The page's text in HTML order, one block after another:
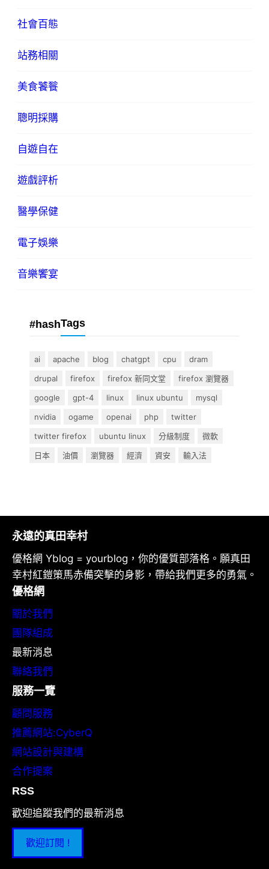
社會百態
站務相關
美食饕餮
聰明採購
自遊自在
遊戲評析
醫學保健
電子娛樂
音樂饗宴
#hashTags
ai apache blog chatgpt cpu
dram
drupal
firefox firefox 新同文堂
firefox 瀏覽器
google
gpt-4 linux linux ubuntu
mysql
nvidia
ogame openai php
twitter
twitter firefox
ubuntu linux 分級制度
微軟
日本
油價 瀏覽器 經濟 資安 輸入法
永遠的真田幸村
優格網 Yblog = yourblog，你的優質部落格。願真田
幸村紅鎧策馬赤備突擊的身影，帶給我們更多的勇氣。
優格網
關於我們
團隊組成
最新消息
聯絡我們
服務一覽
顧問服務
推薦網站:CyberQ
網站設計與建構
合作提案
RSS
歡迎追蹤我們的最新消息
歡迎訂閱 !